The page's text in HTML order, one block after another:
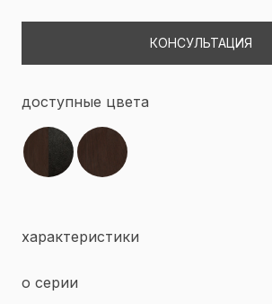
КОНСУЛЬТАЦИЯ
доступные цвета
характеристики
о серии